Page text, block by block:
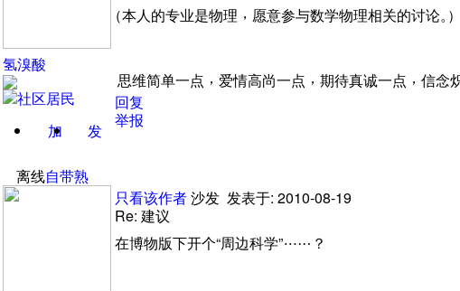
氢溴酸
加
发
（本人的专业是物理 ， 愿意参与数学物理相关的讨论。 ）
思维简单一点 ， 爱情高尚一点 ， 期待真诚一点 ， 信念
回复
举报
离线自带熟
只看该作者沙发 发表于: 2010-08-19
Re: 建议
在博物版下开个“周边科学”…… ？